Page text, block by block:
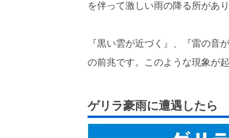
を伴って激しい雨の降る所があ
『黒い雲が近づく』、『雷の音
の前兆です。このような現象が
ゲリラ豪雨に遭遇したら